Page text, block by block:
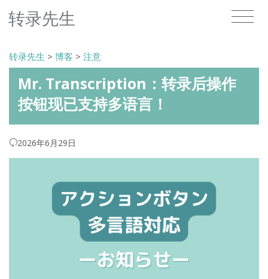
转录先生
转录先生 > 博客 > 注意
Mr. Transcription：转录后操作
按钮现已支持多语言！
2026年6月29日